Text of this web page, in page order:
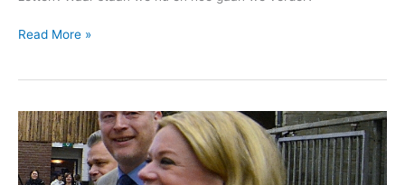
Read More »
Minister
Hennis
van
Defensie